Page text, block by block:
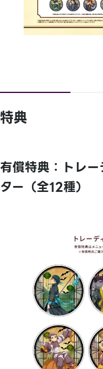
特典
有償特典：トレ
ター（全12種）